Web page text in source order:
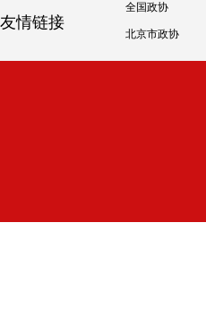
友情链接
全国政协
北京市政协